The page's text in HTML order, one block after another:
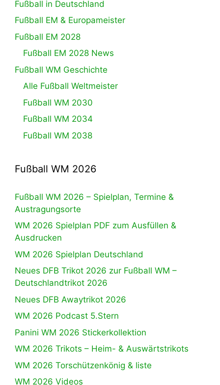
Fußball in Deutschland
Fußball EM & Europameister
Fußball EM 2028
Fußball EM 2028 News
Fußball WM Geschichte
Alle Fußball Weltmeister
Fußball WM 2030
Fußball WM 2034
Fußball WM 2038
Fußball WM 2026
Fußball WM 2026 – Spielplan, Termine &
Austragungsorte
WM 2026 Spielplan PDF zum Ausfüllen &
Ausdrucken
WM 2026 Spielplan Deutschland
Neues DFB Trikot 2026 zur Fußball WM –
Deutschlandtrikot 2026
Neues DFB Awaytrikot 2026
WM 2026 Podcast 5.Stern
Panini WM 2026 Stickerkollektion
WM 2026 Trikots – Heim- & Auswärtstrikots
WM 2026 Torschützenkönig & liste
WM 2026 Videos